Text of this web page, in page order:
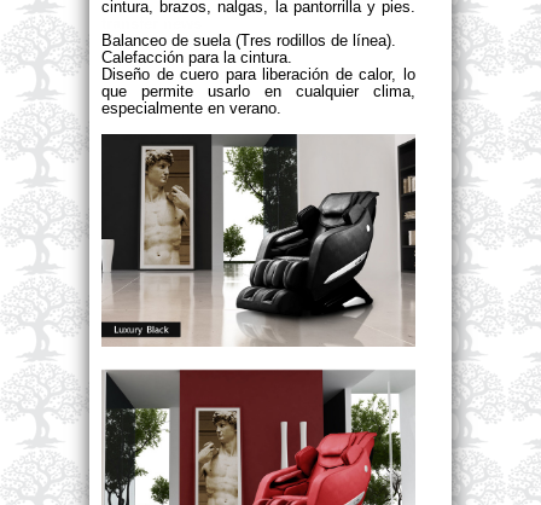
Balanceo de suela (Tres rodillos de línea).
Calefacción para la cintura.
Diseño de cuero para liberación de calor, lo
que permite usarlo en cualquier clima,
especialmente en verano.